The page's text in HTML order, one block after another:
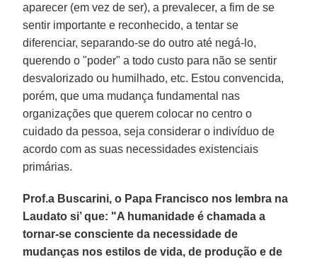
aparecer (em vez de ser), a prevalecer, a fim de se
sentir importante e reconhecido, a tentar se
diferenciar, separando-se do outro até negá-lo,
querendo o "poder" a todo custo para não se sentir
desvalorizado ou humilhado, etc. Estou convencida,
porém, que uma mudança fundamental nas
organizações que querem colocar no centro o
cuidado da pessoa, seja considerar o indivíduo de
acordo com as suas necessidades existenciais
primárias.
Prof.a Buscarini, o Papa Francisco nos lembra na
Laudato si’ que: "A humanidade é chamada a
tornar-se consciente da necessidade de
mudanças nos estilos de vida, de produção e de